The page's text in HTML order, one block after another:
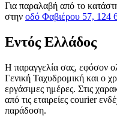
Για παραλαβή από το
στην οδό Φαβιέρου 57, 124
Εντός Ελλάδος
H παραγγελία σας, εφόσον
Γενική Ταχυδρομική και ο
εργάσιμες ημέρες. Στις
από τις εταιρείες courier
παράδοση.